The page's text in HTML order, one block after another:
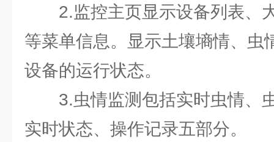
2.监控主页显示设备列表、
等菜单信息。显示土壤墒情、虫
设备的运行状态。
3.虫情监测包括实时虫情、
实时状态、操作记录五部分。